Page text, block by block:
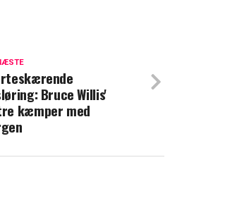
Det skulle Hjalmer
Bruce Willis'
kæmper med